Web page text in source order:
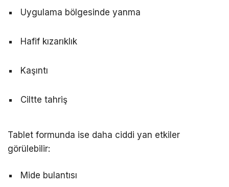
Uygulama bölgesinde yanma
Hafif kızarıklık
Kaşıntı
Ciltte tahriş
Tablet formunda ise daha ciddi yan etkiler
görülebilir:
Mide bulantısı